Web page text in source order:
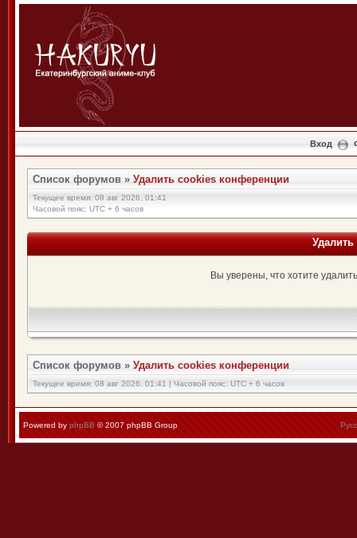
Вход
Список форумов » Удалить cookies конференции
Текущее время: 08 авг 2026, 01:41
Часовой пояс: UTC + 6 часов
Вы уверены, что хотите
Список форумов » Удалить cookies конференции
Текущее время: 08 авг 2026, 01:41 | Часовой пояс: UTC + 6 часов
Powered by phpBB © 2007 phpBB Group